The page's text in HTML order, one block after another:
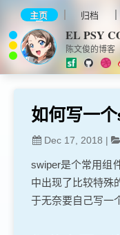
主页 归档
EL PSY
陈文俊的博客
如何写一
Dec 17, 2018 |
swiper是个常用组
中出现了比较特殊
于无奈要自己写一